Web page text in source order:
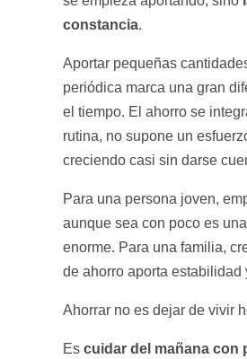
constancia.
Aportar pequeñas
periódica marca una gran
el tiempo. El ahorro se
rutina, no supone un
creciendo casi sin darse
Para una persona joven,
aunque sea con poco es
enorme. Para una familia,
de ahorro aporta estabilidad
Ahorrar no es dejar de vivir
Es cuidar del mañana con